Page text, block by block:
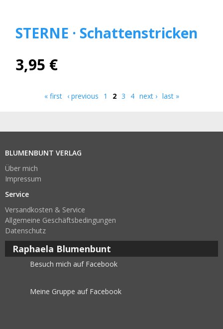
STERNE · Schattenstricken
3,95 €
Pages« first ‹ previous 1 2 3 4 next › last »
BLUMENBUNT VERLAG
Über mich
Impressum
Service
Versandkosten & Service
Allgemeine Geschäftsbedingungen
Datenschutz
Raphaela Blumenbunt
Besuch mich auf Facebook
Meine Gruppe auf Facebook